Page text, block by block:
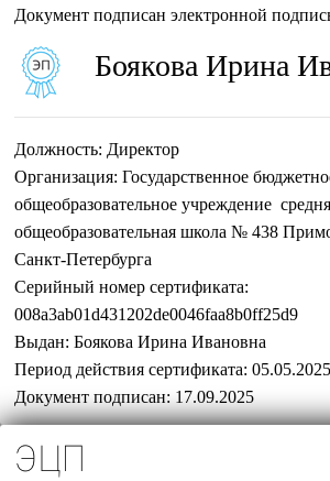
Документ подписан электронной
Боякова Ирина
Должность: Директор
Организация: Государственное
общеобразовательное учреждение
общеобразовательная школа № 438
Санкт-Петербурга
Серийный номер сертификата:
008a3ab01d431202de0046faa8b0ff25d9
Выдан: Боякова Ирина Ивановна
Период действия сертификата:
Документ подписан: 17.09.2025
ЭЦП